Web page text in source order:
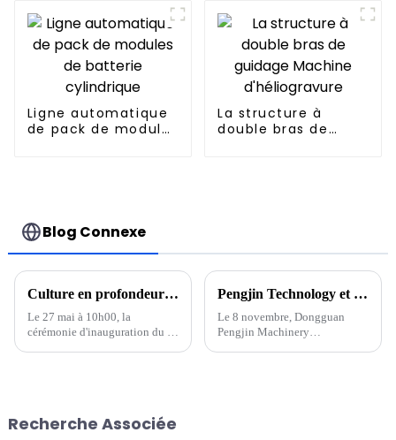
Ligne automatique
de pack de modules
La structure à
double bras de
Blog Connexe
Culture en profondeur de nouvelles énergies, concentration sur la haute qualité, cérémonie de fondation du parc industriel de Pengjin Huizhou
Le 27 mai à 10h00, la
cérémonie d'inauguration du «
batteries au lithium haut de
Pengjin Technology et Korea VINATech ont signé une coopération stratégique pour commencer un nouveau voyage ensemble
Le 8 novembre, Dongguan
Pengjin Machinery
Recherche Associée